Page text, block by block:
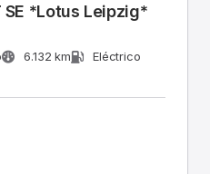
600 GT SE *Lotus Leipzig*
6.132 km
Eléctrico